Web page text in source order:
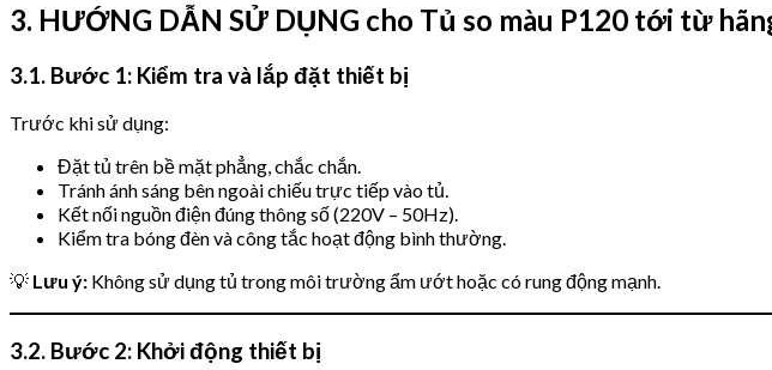
3. HƯỚNG DẪN SỬ DỤNG cho Tủ so màu P120 tới từ
3.1. Bước 1: Kiểm tra và lắp đặt thiết bị
Trước khi sử dụng:
Đặt tủ trên bề mặt phẳng, chắc chắn.
Tránh ánh sáng bên ngoài chiếu trực tiếp vào tủ.
Kết nối nguồn điện đúng thông số (220V – 50Hz).
Kiểm tra bóng đèn và công tắc hoạt động bình thường.
💡 Lưu ý: Không sử dụng tủ trong môi trường ẩm ướt hoặc có rung động mạnh.
3.2. Bước 2: Khởi động thiết bị